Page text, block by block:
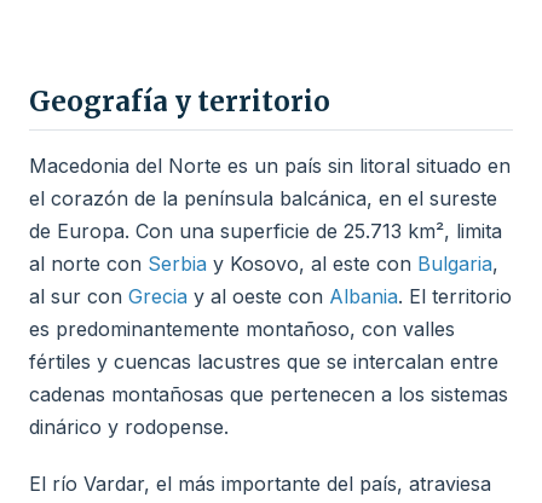
Geografía y territorio
Macedonia del Norte es un país sin litoral situado en
el corazón de la península balcánica, en el sureste
de Europa. Con una superficie de 25.713 km², limita
al norte con Serbia y Kosovo, al este con Bulgaria,
al sur con Grecia y al oeste con Albania. El territorio
es predominantemente montañoso, con valles
fértiles y cuencas lacustres que se intercalan entre
cadenas montañosas que pertenecen a los sistemas
dinárico y rodopense.
El río Vardar, el más importante del país, atraviesa